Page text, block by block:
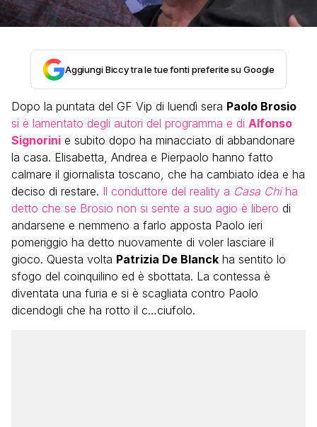
Aggiungi Biccy tra le tue fonti preferite su Google
Dopo la puntata del GF Vip di luendì sera Paolo Brosio
si è lamentato degli autori del programma e di Alfonso
Signorini e subito dopo ha minacciato di abbandonare
la casa. Elisabetta, Andrea e Pierpaolo hanno fatto
calmare il giornalista toscano, che ha cambiato idea e ha
deciso di restare. Il conduttore del reality a Casa Chiha
detto che se Brosio non si sente a suo agio è libero di
andarsene e nemmeno a farlo apposta Paolo ieri
pomeriggio ha detto nuovamente di voler lasciare il
gioco. Questa volta Patrizia De Blanck ha sentito lo
sfogo del coinquilino ed è sbottata. La contessa è
diventata una furia e si è scagliata contro Paolo
dicendogli che ha rotto il c…ciufolo.